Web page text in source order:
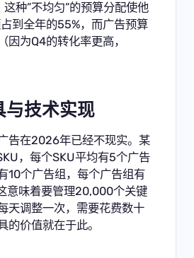
种”不均匀”的预算分配使他
到全年的55%，而广告预算
因为Q4的转化率更高，
与技术实现
告在2026年已经不现实。某
，每个SKU平均有5个广告
10个广告组，每个广告组有
味着要管理20,000个关键
天调整一次，需要花费数十
的价值就在于此。